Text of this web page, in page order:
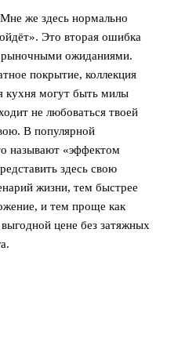
же здесь нормально
Это вторая ошибка
ожиданиями.
покрытие, коллекция
кухня могут быть милы
не любоваться твоей
В популярной
называют «эффектом
здесь свою
жизни, тем быстрее
и тем проще как
цене без затяжных